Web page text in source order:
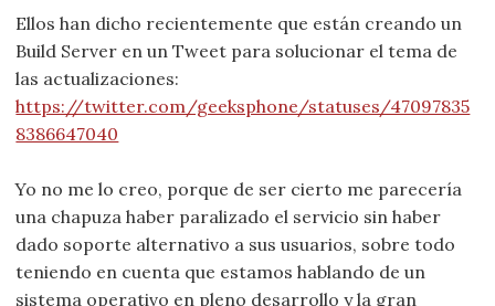
Ellos han dicho recientemente que están creando un
Build Server en un Tweet para solucionar el tema de
las actualizaciones:
https://twitter.com/geeksphone/statuses/47097835
8386647040
Yo no me lo creo, porque de ser cierto me parecería
una chapuza haber paralizado el servicio sin haber
dado soporte alternativo a sus usuarios, sobre todo
teniendo en cuenta que estamos hablando de un
sistema operativo en pleno desarrollo y la gran